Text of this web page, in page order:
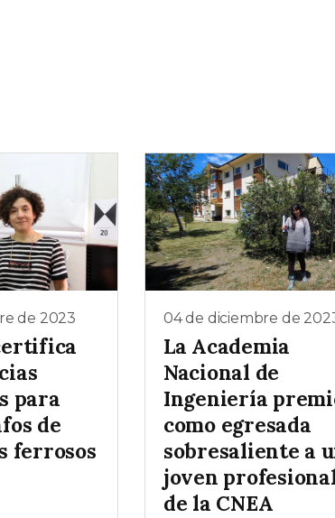
de 2023
para
de
ferrosos
04 de diciembre de
La Academia
Nacional de
Ingeniería
como egresada
sobresaliente a
joven
de la CNEA